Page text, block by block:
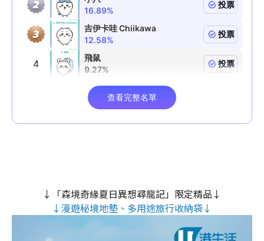
↓「森境奇緣夏日異想尋龍記」限定精品↓
↓漫遊秘境地墊、多用途旅行收納袋↓